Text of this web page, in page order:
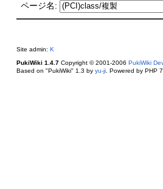
ページ名:
Site admin: K
PukiWiki 1.4.7Copyright © 2001-2006 PukiWiki
Based on "PukiWiki" 1.3 by yu-ji. Powered by PHP